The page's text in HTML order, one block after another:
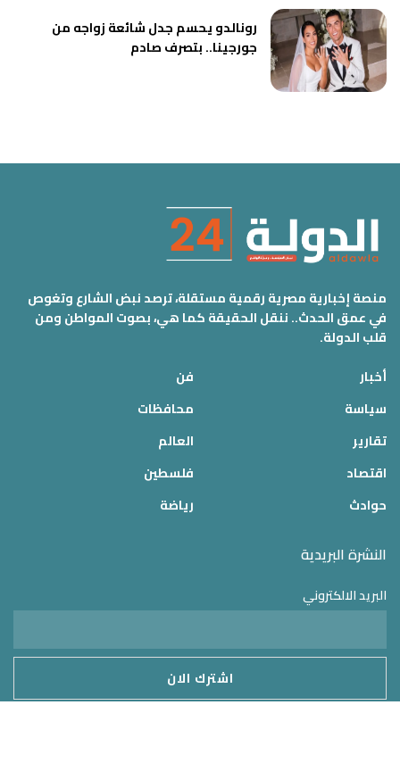
رونالدو يحسم جدل شائعة زواجه من
جورجينا.. بتصرف صادم
منصة إخبارية مصرية رقمية مستقلة، ترصد نبض الشارع وتغوص
في عمق الحدث.. ننقل الحقيقة كما هي، بصوت المواطن ومن
قلب الدولة.
أخبار
سياسة
تقارير
اقتصاد
حوادث
فن
محافظات
العالم
فلسطين
رياضة
النشرة البريدية
البريد الالكتروني